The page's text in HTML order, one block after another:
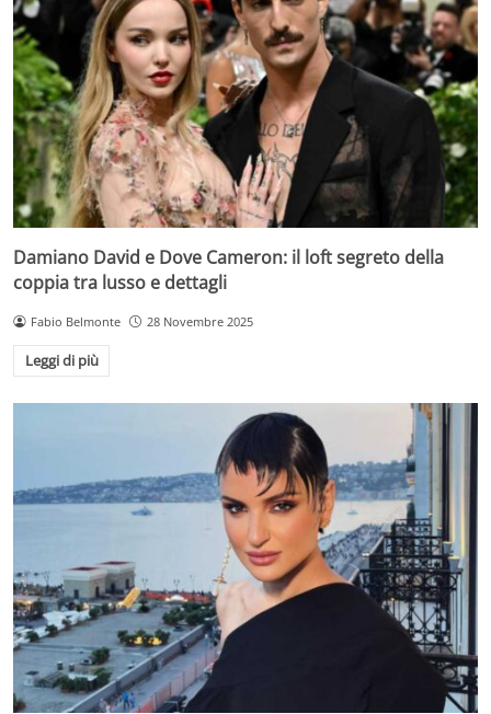
Damiano David e Dove Cameron: il loft segreto della
coppia tra lusso e dettagli
Fabio Belmonte 28 Novembre 2025
Leggi di più